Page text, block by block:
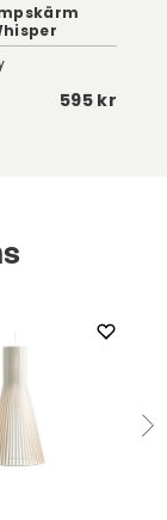
595 kr